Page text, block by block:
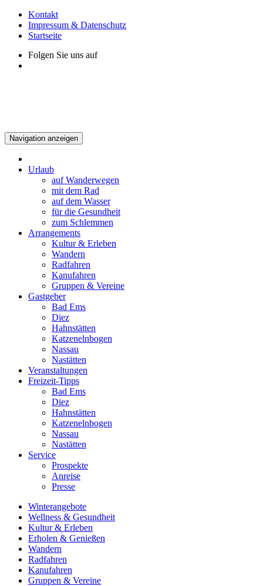
Kontakt
Impressum & Datenschutz
Startseite
Folgen Sie uns auf
Navigation anzeigen
Urlaub
auf Wanderwegen
mit dem Rad
auf dem Wasser
für die Gesundheit
zum Schlemmen
Arrangements
Kultur & Erleben
Wandern
Radfahren
Kanufahren
Gruppen & Vereine
Gastgeber
Bad Ems
Diez
Hahnstätten
Katzenelnbogen
Nassau
Nastätten
Veranstaltungen
Freizeit-Tipps
Bad Ems
Diez
Hahnstätten
Katzenelnbogen
Nassau
Nastätten
Service
Prospekte
Anreise
Presse
Winterangebote
Wellness & Gesundheit
Kultur & Erleben
Erholen & Genießen
Wandern
Radfahren
Kanufahren
Gruppen & Vereine